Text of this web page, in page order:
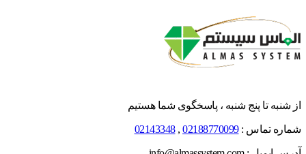
از شنبه تا پنج شنبه ، پاسخگوی شما هستیم
شماره تماس :02188770099
,
02143348